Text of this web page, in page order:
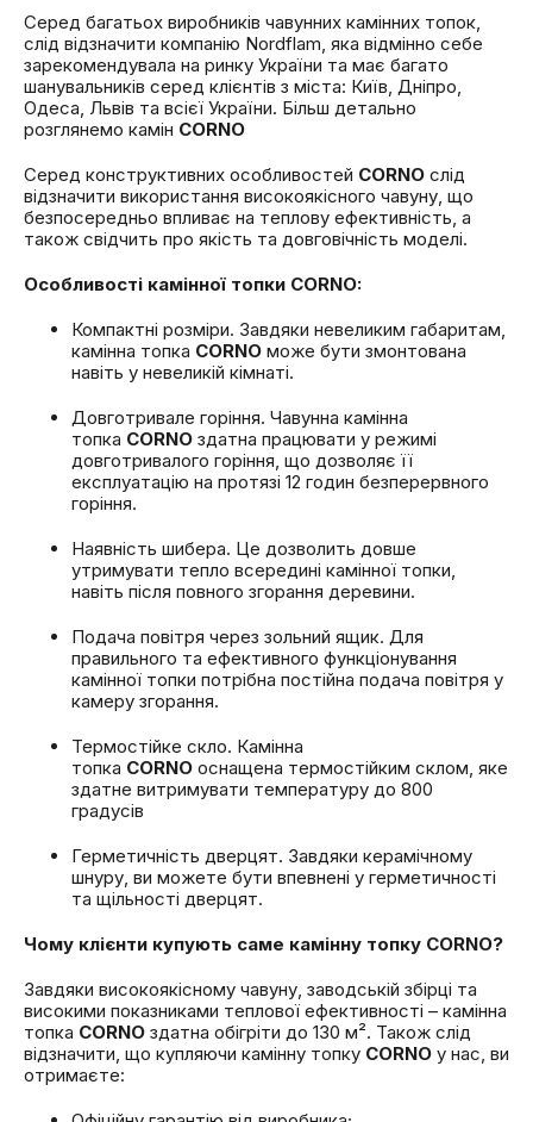
Серед багатьох виробників чавунних камінних топок,
слід відзначити компанію Nordflam, яка відмінно себе
зарекомендувала на ринку України та має багато
шанувальників серед клієнтів з міста: Київ, Дніпро,
Одеса, Львів та всієї України. Більш детально
розглянемо камін CORNO
Серед конструктивних особливостей CORNO слід
відзначити використання високоякісного чавуну, що
безпосередньо впливає на теплову ефективність, а
також свідчить про якість та довговічність моделі.
Особливості камінної топки CORNO:
Компактні розміри. Завдяки невеликим габаритам,
камінна топка CORNO може бути змонтована
навіть у невеликій кімнаті.
Довготривале горіння. Чавунна камінна
топка CORNO здатна працювати у режимі
довготривалого горіння, що дозволяє її
експлуатацію на протязі 12 годин безперервного
горіння.
Наявність шибера. Це дозволить довше
утримувати тепло всередині камінної топки,
навіть після повного згорання деревини.
Подача повітря через зольний ящик. Для
правильного та ефективного функціонування
камінної топки потрібна постійна подача повітря у
камеру згорання.
Термостійке скло. Камінна
топка CORNO оснащена термостійким склом, яке
здатне витримувати температуру до 800
градусів
Герметичність дверцят. Завдяки керамічному
шнуру, ви можете бути впевнені у герметичності
та щільності дверцят.
Чому клієнти купують саме камінну топку CORNO?
Завдяки високоякісному чавуну, заводській збірці та
високими показниками теплової ефективності – камінна
топка CORNO здатна обігріти до 130 м². Також слід
відзначити, що купляючи камінну топку CORNO у нас, ви
отримаєте: